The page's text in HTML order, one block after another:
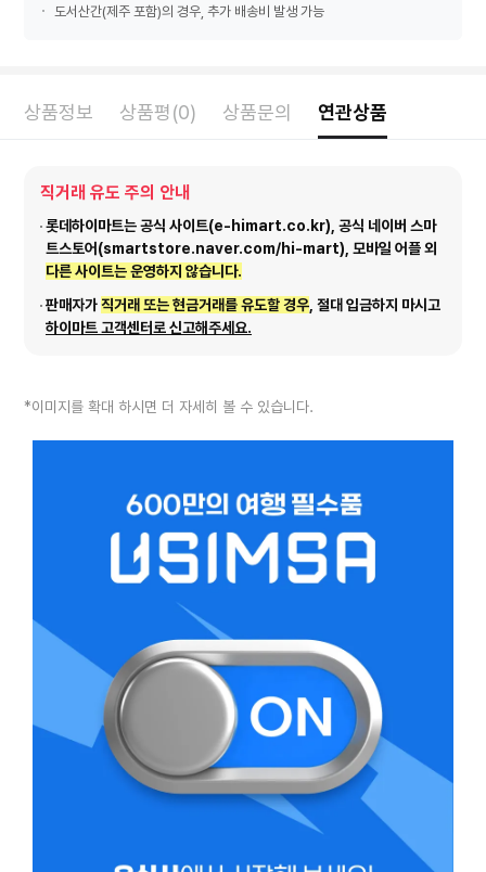
도서산간(제주 포함)의 경우, 추가 배송비 발생 가능
상품정보 상품평(0) 상품문의 연관상품
직거래 유도 주의 안내
롯데하이마트는 공식 사이트(e-himart.co.kr), 공식 네이버 스마
트스토어(smartstore.naver.com/hi-mart), 모바일 어플 외
다른 사이트는 운영하지 않습니다.
판매자가직거래 또는 현금거래를 유도할 경우 , 절대 입금하지 마시고
하이마트 고객센터로 신고해주세요.
*이미지를 확대 하시면 더 자세히 볼 수 있습니다.